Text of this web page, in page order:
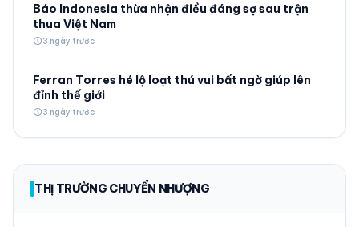
Báo Indonesia thừa nhận điều đáng sợ sau trận
thua Việt Nam
schedule3 ngày trước
Ferran Torres hé lộ loạt thú vui bất ngờ giúp lên
đỉnh thế giới
schedule3 ngày trước
THỊ TRƯỜNG CHUYỂN NHƯỢNG